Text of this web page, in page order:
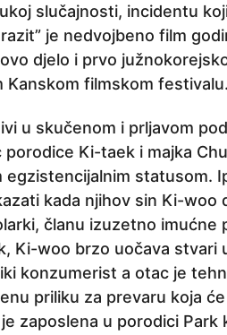
slučajnosti, incidentu
je nedvojbeno film
djelo i prvo
Kanskom filmskom festivalu.
u skučenom i prljavom
Ki-taek i majka
statusom.
kada njihov sin Ki-woo
članu izuzetno imućne
Ki-woo brzo uočava stvari
konzumerist a otac je
priliku za prevaru koja
zaposlena u porodici Park